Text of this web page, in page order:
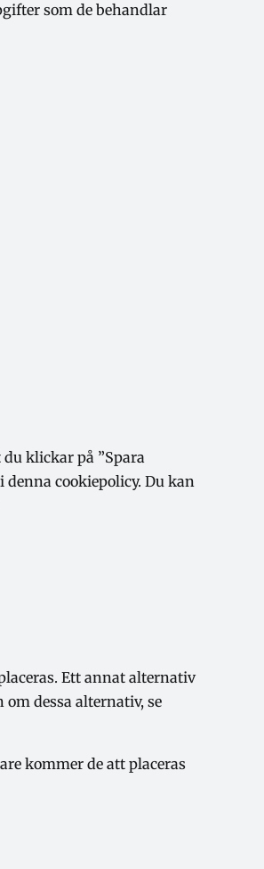
som de behandlar
klickar på ”Spara
cookiepolicy. Du kan
Ett annat alternativ
dessa alternativ, se
kommer de att placeras